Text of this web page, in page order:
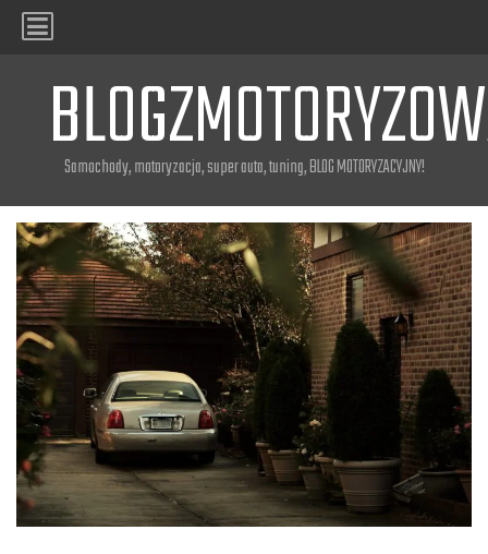
Samochody, motoryzacja, super auta, tuning, BLOG MOTORYZACYJNY!